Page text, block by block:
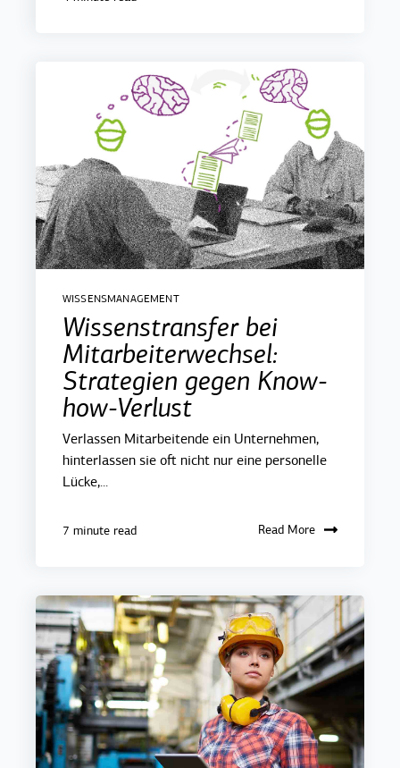
WISSENSMANAGEMENT
Wissenstransfer bei
Mitarbeiterwechsel:
Strategien gegen Know-
how-Verlust
Verlassen Mitarbeitende ein Unternehmen,
hinterlassen sie oft nicht nur eine personelle
Lücke,...
7 minute read Read More